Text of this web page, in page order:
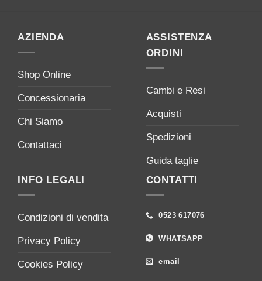
AZIENDA
Shop Online
Concessionaria
Chi Siamo
Contattaci
ASSISTENZA
ORDINI
Cambi e Resi
Acquisti
Spedizioni
Guida taglie
INFO LEGALI
Condizioni di vendita
Privacy Policy
Cookies Policy
CONTATTI
0523 617076
WHATSAPP
email